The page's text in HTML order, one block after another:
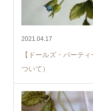
2021.04.17
【ドールズ・パーテ
ついて）